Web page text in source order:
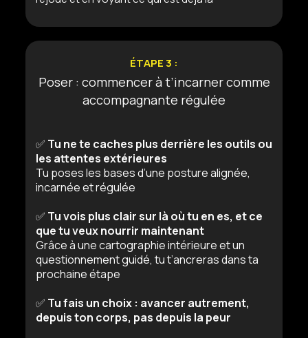
ÉTAPE 3 :
Poser : commencer à t’incarner comme
accompagnante régulée
✅ Tu ne te caches plus derrière les outils ou
les attentes extérieures
Tu poses les bases d’une posture alignée,
incarnée et régulée
✅ Tu vois plus clair sur là où tu en es, et ce
que tu veux nourrir maintenant
Grâce à une cartographie intérieure et un
questionnement guidé, tu t’ancreras dans ta
prochaine étape
✅ Tu fais un choix : avancer autrement,
depuis ton corps, pas depuis la peur